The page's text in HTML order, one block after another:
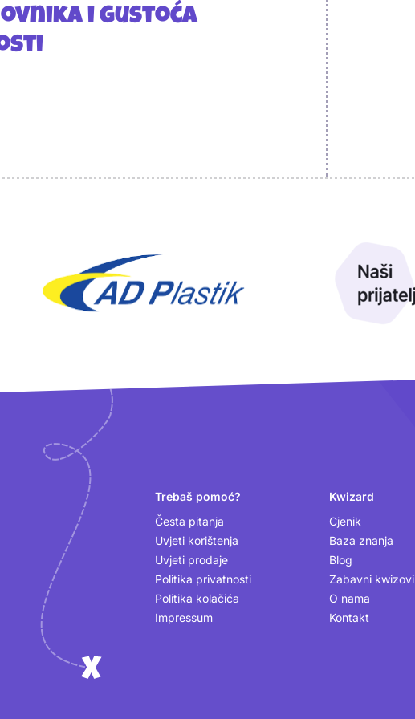
i gustoća
Trebaš pomoć?
Česta pitanja
Uvjeti korištenja
Uvjeti prodaje
Politika privatnosti
Politika kolačića
Impressum
Kwizard
Cjenik
Baza znanja
Blog
Zabavni kwizovi
O nama
Kontakt